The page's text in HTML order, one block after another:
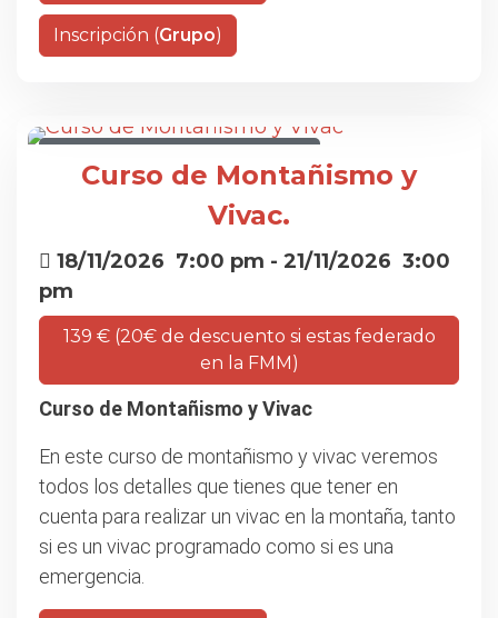
Inscripción (Grupo)
Curso de Montañismo y
Vivac.
18/11/2026 7:00 pm - 21/11/2026 3:00
pm
139 € (20€ de descuento si estas federado
en la FMM)
Curso de Montañismo y Vivac
En este curso de montañismo y vivac veremos
todos los detalles que tienes que tener en
cuenta para realizar un vivac en la montaña, tanto
si es un vivac programado como si es una
emergencia.